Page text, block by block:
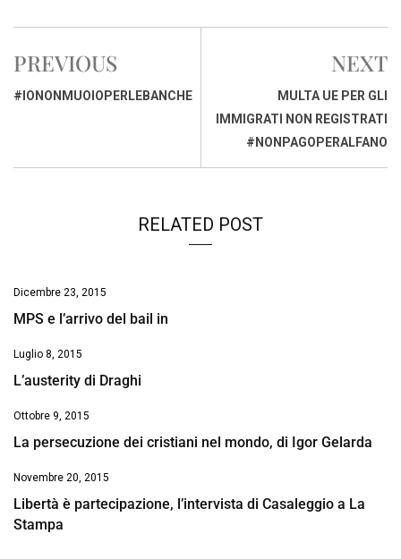
c
b
o
a
s
A
n
d
r
d
a
p
n
i
PREVIOUS
#IONONMUOIOPERLEBANCHE
NEXT
MULTA UE PER GLI
IMMIGRATI NON REGISTRATI
#NONPAGOPERALFANO
RELATED POST
Dicembre 23, 2015
MPS e l’arrivo del bail in
Luglio 8, 2015
L’austerity di Draghi
Ottobre 9, 2015
La persecuzione dei cristiani nel mondo, di Igor Gelarda
Novembre 20, 2015
Libertà è partecipazione, l’intervista di Casaleggio a La
Stampa